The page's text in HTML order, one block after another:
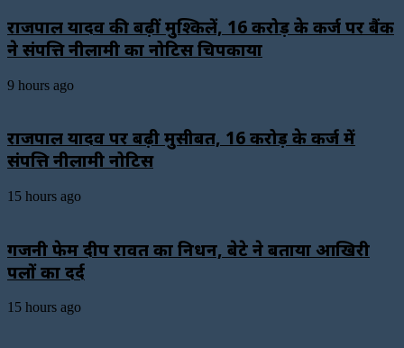
राजपाल यादव की बढ़ीं मुश्किलें, ₹16 करोड़ के कर्ज पर बैंक
ने संपत्ति नीलामी का नोटिस चिपकाया
9 hours ago
राजपाल यादव पर बढ़ी मुसीबत, 16 करोड़ के कर्ज में
संपत्ति नीलामी नोटिस
15 hours ago
गजनी फेम प्रदीप रावत का निधन, बेटे ने बताया आखिरी
पलों का दर्द
15 hours ago